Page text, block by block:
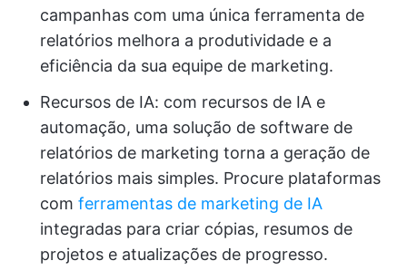
campanhas com uma única ferramenta de
relatórios melhora a produtividade e a
eficiência da sua equipe de marketing.
Recursos de IA: com recursos de IA e
automação, uma solução de software de
relatórios de marketing torna a geração de
relatórios mais simples. Procure plataformas
com ferramentas de marketing de IA
integradas para criar cópias, resumos de
projetos e atualizações de progresso.